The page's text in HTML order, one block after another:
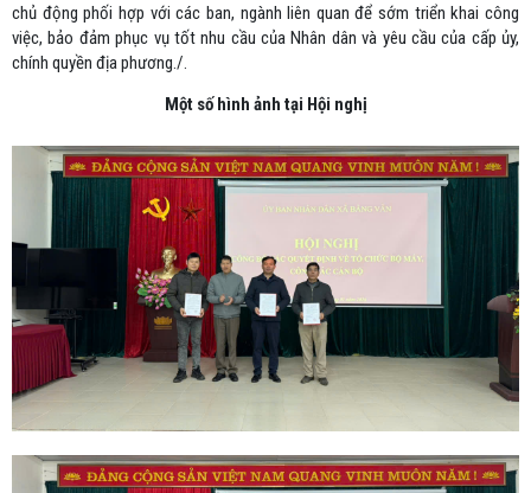
chủ động phối hợp với các ban, ngành liên quan để sớm triển khai công
việc, bảo đảm phục vụ tốt nhu cầu của Nhân dân và yêu cầu của cấp ủy,
chính quyền địa phương./.
Một số hình ảnh tại Hội nghị